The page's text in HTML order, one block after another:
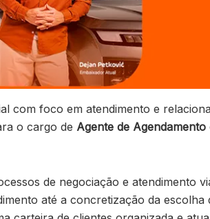
com foco em atendimento e
o cargo de Agente de Agendamento
de negociação e atendimento
até a concretização da escolha